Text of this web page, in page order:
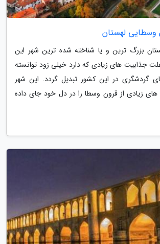
وسطایی لهستان
بزرگ ترین و یا شناخته شده ترین شهر این
جذابیت های زیادی که دارد خیلی زود توانسته
گردشگری در این کشور تبدیل گردد. این شهر
های زیادی از قرون وسطا را در دل خود جای داده